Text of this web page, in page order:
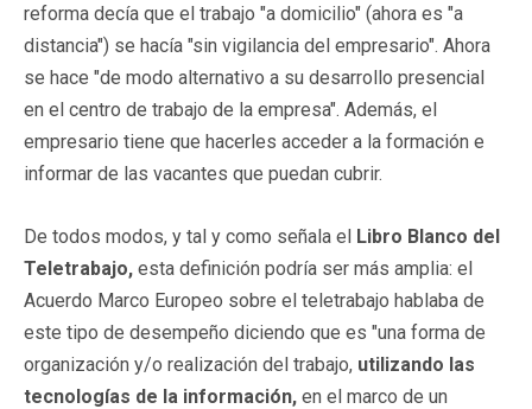
reforma decía que el trabajo "a domicilio" (ahora es "a
distancia") se hacía "sin vigilancia del empresario". Ahora
se hace "de modo alternativo a su desarrollo presencial
en el centro de trabajo de la empresa". Además, el
empresario tiene que hacerles acceder a la formación e
informar de las vacantes que puedan cubrir.
De todos modos, y tal y como señala el Libro Blanco del
Teletrabajo, esta definición podría ser más amplia: el
Acuerdo Marco Europeo sobre el teletrabajo hablaba de
este tipo de desempeño diciendo que es "una forma de
organización y/o realización del trabajo, utilizando las
tecnologías de la información, en el marco de un